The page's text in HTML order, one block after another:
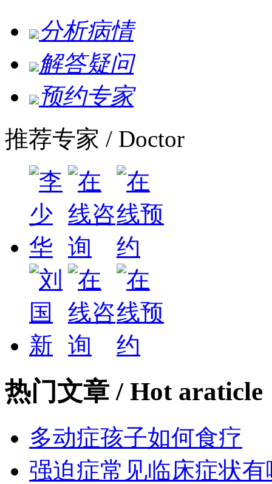
分析病情
解答疑问
预约专家
推荐专家 / Doctor
热门文章 / Hot araticle
多动症孩子如何食疗
强迫症常见临床症状有